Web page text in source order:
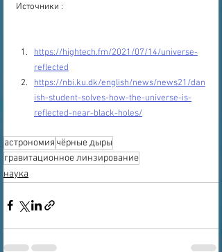
Источники :
https://hightech.fm/2021/07/14/universe-
reflected
https://nbi.ku.dk/english/news/news21/dan
ish-student-solves-how-the-universe-is-
reflected-near-black-holes/
астрономия чёрные дыры
гравитационное линзирование
наука